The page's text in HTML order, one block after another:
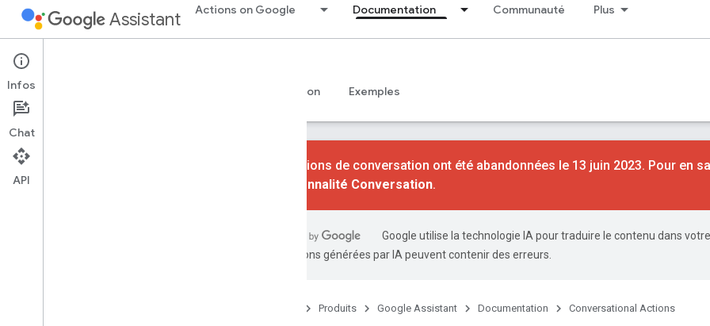
Assistant Actions on Google Documentation Communauté Plus
Conversational Actions
Guides Ateliers de programmation Exemples
Les actions de conversation ont été abandonnées le 13 juin 2023. Pour en
fonctionnalité Conversation.
Google utilise la technologie IA pour traduire le contenu dans
traductions générées par IA peuvent contenir des erreurs.
Produits Google Assistant Documentation Conversational Actions
Infos
Chat
API